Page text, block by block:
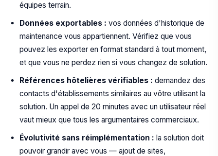
équipes terrain.
Données exportables : vos données d'historique de
maintenance vous appartiennent. Vérifiez que vous
pouvez les exporter en format standard à tout moment,
et que vous ne perdez rien si vous changez de solution.
Références hôtelières vérifiables : demandez des
contacts d'établissements similaires au vôtre utilisant la
solution. Un appel de 20 minutes avec un utilisateur réel
vaut mieux que tous les argumentaires commerciaux.
Évolutivité sans réimplémentation : la solution doit
pouvoir grandir avec vous — ajout de sites,